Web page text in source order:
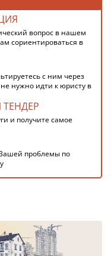
вопрос в нашем
сориентироваться в
с ним через
нужно идти к юристу в
и получите самое
проблемы по